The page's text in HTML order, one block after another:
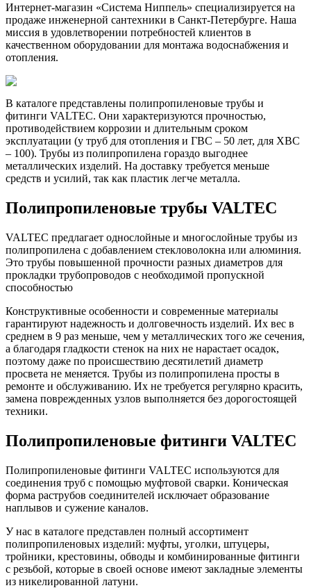
Интернет-магазин «Система Ниппель» специализируется на
продаже инженерной сантехники в Санкт-Петербурге. Наша
миссия в удовлетворении потребностей клиентов в
качественном оборудовании для монтажа водоснабжения и
отопления.
В каталоге представлены полипропиленовые трубы и
фитинги VALTEC. Они характеризуются прочностью,
противодействием коррозии и длительным сроком
эксплуатации (у труб для отопления и ГВС – 50 лет, для ХВС
– 100). Трубы из полипропилена гораздо выгоднее
металлических изделий. На доставку требуется меньше
средств и усилий, так как пластик легче металла.
Полипропиленовые трубы VALTEC
VALTEC предлагает однослойные и многослойные трубы из
полипропилена с добавлением стекловолокна или алюминия.
Это трубы повышенной прочности разных диаметров для
прокладки трубопроводов с необходимой пропускной
способностью
Конструктивные особенности и современные материалы
гарантируют надежность и долговечность изделий. Их вес в
среднем в 9 раз меньше, чем у металлических того же сечения,
а благодаря гладкости стенок на них не нарастает осадок,
поэтому даже по происшествию десятилетий диаметр
просвета не меняется. Трубы из полипропилена просты в
ремонте и обслуживанию. Их не требуется регулярно красить,
замена поврежденных узлов выполняется без дорогостоящей
техники.
Полипропиленовые фитинги VALTEC
Полипропиленовые фитинги VALTEC используются для
соединения труб с помощью муфтовой сварки. Коническая
форма раструбов соединителей исключает образование
наплывов и сужение каналов.
У нас в каталоге представлен полный ассортимент
полипропиленовых изделий: муфты, уголки, штуцеры,
тройники, крестовины, обводы и комбинированные фитинги
с резьбой, которые в своей основе имеют закладные элементы
из никелированной латуни.